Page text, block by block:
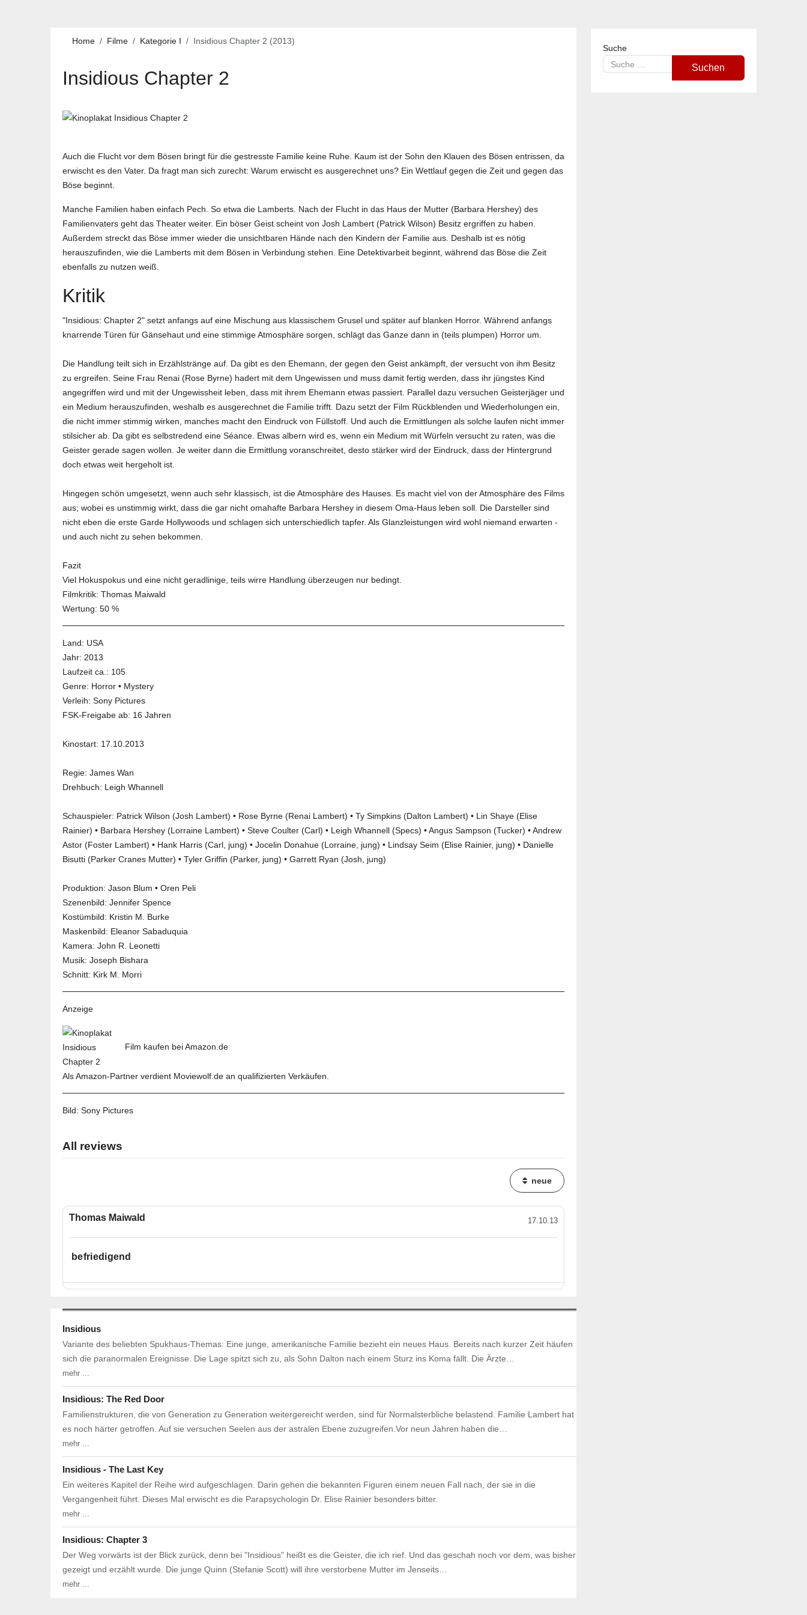
Home Filme Kategorie I Insidious Chapter 2 (2013)
Insidious Chapter 2
Auch die Flucht vor dem Bösen bringt für die gestresste Familie keine Ruhe. Kaum ist der Sohn den Klauen des Bösen entrissen, da
erwischt es den Vater. Da fragt man sich zurecht: Warum erwischt es ausgerechnet uns? Ein Wettlauf gegen die Zeit und gegen das
Böse beginnt.
Manche Familien haben einfach Pech. So etwa die Lamberts. Nach der Flucht in das Haus der Mutter (Barbara Hershey) des
Familienvaters geht das Theater weiter. Ein böser Geist scheint von Josh Lambert (Patrick Wilson) Besitz ergriffen zu haben.
Außerdem streckt das Böse immer wieder die unsichtbaren Hände nach den Kindern der Familie aus. Deshalb ist es nötig
herauszufinden, wie die Lamberts mit dem Bösen in Verbindung stehen. Eine Detektivarbeit beginnt, während das Böse die Zeit
ebenfalls zu nutzen weiß.
Kritik
"Insidious: Chapter 2" setzt anfangs auf eine Mischung aus klassischem Grusel und später auf blanken Horror. Während anfangs
knarrende Türen für Gänsehaut und eine stimmige Atmosphäre sorgen, schlägt das Ganze dann in (teils plumpen) Horror um.
Die Handlung teilt sich in Erzählstränge auf. Da gibt es den Ehemann, der gegen den Geist ankämpft, der versucht von ihm Besitz
zu ergreifen. Seine Frau Renai (Rose Byrne) hadert mit dem Ungewissen und muss damit fertig werden, dass ihr jüngstes Kind
angegriffen wird und mit der Ungewissheit leben, dass mit ihrem Ehemann etwas passiert. Parallel dazu versuchen Geisterjäger und
ein Medium herauszufinden, weshalb es ausgerechnet die Familie trifft. Dazu setzt der Film Rückblenden und Wiederholungen ein,
die nicht immer stimmig wirken, manches macht den Eindruck von Füllstoff. Und auch die Ermittlungen als solche laufen nicht immer
stilsicher ab. Da gibt es selbstredend eine Séance. Etwas albern wird es, wenn ein Medium mit Würfeln versucht zu raten, was die
Geister gerade sagen wollen. Je weiter dann die Ermittlung voranschreitet, desto stärker wird der Eindruck, dass der Hintergrund
doch etwas weit hergeholt ist.
Hingegen schön umgesetzt, wenn auch sehr klassisch, ist die Atmosphäre des Hauses. Es macht viel von der Atmosphäre des Films
aus; wobei es unstimmig wirkt, dass die gar nicht omahafte Barbara Hershey in diesem Oma-Haus leben soll. Die Darsteller sind
nicht eben die erste Garde Hollywoods und schlagen sich unterschiedlich tapfer. Als Glanzleistungen wird wohl niemand erwarten -
und auch nicht zu sehen bekommen.
Fazit
Viel Hokuspokus und eine nicht geradlinige, teils wirre Handlung überzeugen nur bedingt.
Filmkritik: Thomas Maiwald
Wertung: 50 %
Land: USA
Jahr: 2013
Laufzeit ca.: 105
Genre: Horror • Mystery
Verleih: Sony Pictures
FSK-Freigabe ab: 16 Jahren
Kinostart: 17.10.2013
Regie: James Wan
Drehbuch: Leigh Whannell
Schauspieler: Patrick Wilson (Josh Lambert) • Rose Byrne (Renai Lambert) • Ty Simpkins (Dalton Lambert) • Lin Shaye (Elise
Rainier) • Barbara Hershey (Lorraine Lambert) • Steve Coulter (Carl) • Leigh Whannell (Specs) • Angus Sampson (Tucker) • Andrew
Astor (Foster Lambert) • Hank Harris (Carl, jung) • Jocelin Donahue (Lorraine, jung) • Lindsay Seim (Elise Rainier, jung) • Danielle
Bisutti (Parker Cranes Mutter) • Tyler Griffin (Parker, jung) • Garrett Ryan (Josh, jung)
Produktion: Jason Blum • Oren Peli
Szenenbild: Jennifer Spence
Kostümbild: Kristin M. Burke
Maskenbild: Eleanor Sabaduquia
Kamera: John R. Leonetti
Musik: Joseph Bishara
Schnitt: Kirk M. Morri
Anzeige
Film kaufen bei Amazon.de
Als Amazon-Partner verdient Moviewolf.de an qualifizierten Verkäufen.
Bild: Sony Pictures
All reviews
neue
Thomas Maiwald 17.10.13
befriedigend
Insidious
Variante des beliebten Spukhaus-Themas: Eine junge, amerikanische Familie bezieht ein neues Haus. Bereits nach kurzer Zeit häufen
sich die paranormalen Ereignisse. Die Lage spitzt sich zu, als Sohn Dalton nach einem Sturz ins Koma fällt. Die Ärzte…
mehr ...
Insidious: The Red Door
Familienstrukturen, die von Generation zu Generation weitergereicht werden, sind für Normalsterbliche belastend. Familie Lambert hat
es noch härter getroffen. Auf sie versuchen Seelen aus der astralen Ebene zuzugreifen.Vor neun Jahren haben die…
mehr ...
Insidious - The Last Key
Ein weiteres Kapitel der Reihe wird aufgeschlagen. Darin gehen die bekannten Figuren einem neuen Fall nach, der sie in die
Vergangenheit führt. Dieses Mal erwischt es die Parapsychologin Dr. Elise Rainier besonders bitter.
mehr ...
Insidious: Chapter 3
Der Weg vorwärts ist der Blick zurück, denn bei "Insidious" heißt es die Geister, die ich rief. Und das geschah noch vor dem, was bisher
gezeigt und erzählt wurde. Die junge Quinn (Stefanie Scott) will ihre verstorbene Mutter im Jenseits…
mehr ...
Suche
Suchen